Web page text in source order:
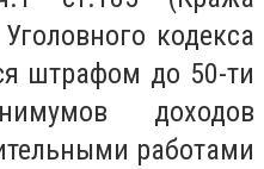
кодекса
штрафом до 50-ти
доходов
работами